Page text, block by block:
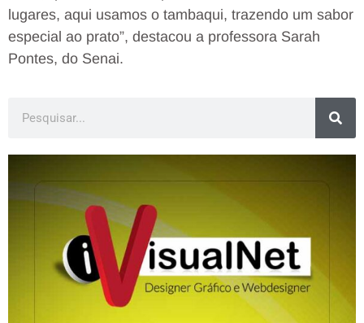
lugares, aqui usamos o tambaqui, trazendo um sabor
especial ao prato”, destacou a professora Sarah
Pontes, do Senai.